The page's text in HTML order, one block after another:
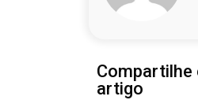
Compartilhe
artigo